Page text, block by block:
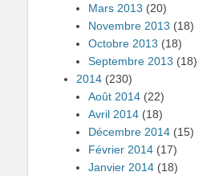
Mars 2013 (20)
Novembre 2013 (18)
Octobre 2013 (18)
Septembre 2013 (18)
2014 (230)
Août 2014 (22)
Avril 2014 (18)
Décembre 2014 (15)
Février 2014 (17)
Janvier 2014 (18)